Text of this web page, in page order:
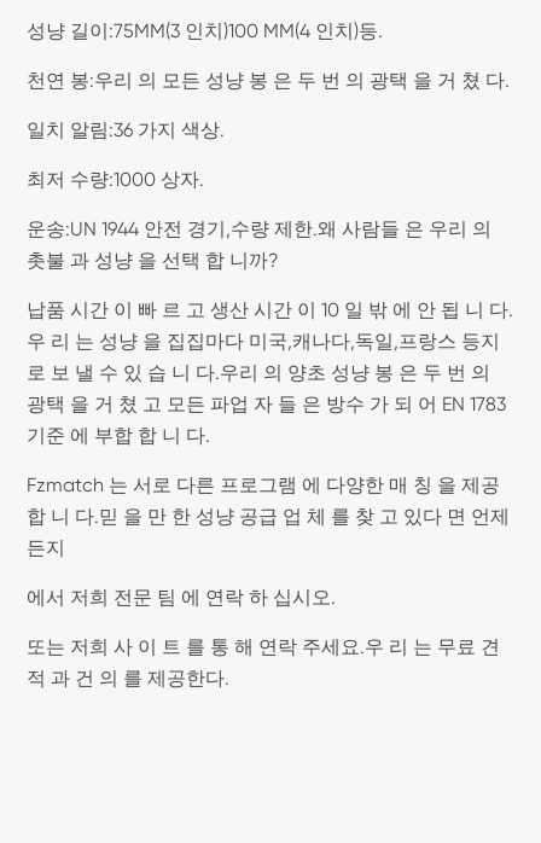
성냥 길이:75MM(3 인치)100 MM(4 인치)등.
천연 봉:우리 의 모든 성냥 봉 은 두 번 의 광택 을 거 쳤 다.
일치 알림:36 가지 색상.
최저 수량:1000 상자.
운송:UN 1944 안전 경기,수량 제한.왜 사람들 은 우리 의
촛불 과 성냥 을 선택 합 니까?
납품 시간 이 빠 르 고 생산 시간 이 10 일 밖 에 안 됩 니 다.
우 리 는 성냥 을 집집마다 미국,캐나다,독일,프랑스 등지
로 보 낼 수 있 습 니 다.우리 의 양초 성냥 봉 은 두 번 의
광택 을 거 쳤 고 모든 파업 자 들 은 방수 가 되 어 EN 1783
기준 에 부합 합 니 다.
Fzmatch 는 서로 다른 프로그램 에 다양한 매 칭 을 제공
합 니 다.믿 을 만 한 성냥 공급 업 체 를 찾 고 있다 면 언제
든지
에서 저희 전문 팀 에 연락 하 십시오.
또는 저희 사 이 트 를 통 해 연락 주세요.우 리 는 무료 견
적 과 건 의 를 제공한다.